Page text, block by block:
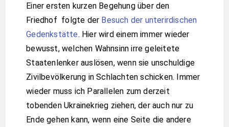
Einer ersten kurzen Begehung über den
Friedhof folgte der Besuch der unterirdischen
Gedenkstätte. Hier wird einem immer wieder
bewusst, welchen Wahnsinn irre geleitete
Staatenlenker auslösen, wenn sie unschuldige
Zivilbevölkerung in Schlachten schicken. Immer
wieder muss ich Parallelen zum derzeit
tobenden Ukrainekrieg ziehen, der auch nur zu
Ende gehen kann, wenn eine Seite die andere